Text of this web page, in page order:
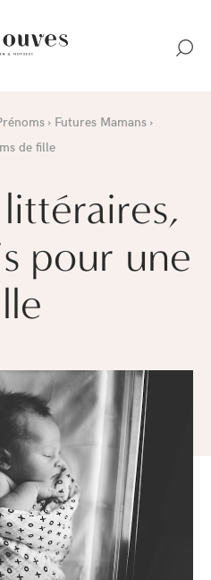
Futures Mamans
de fille
pour une